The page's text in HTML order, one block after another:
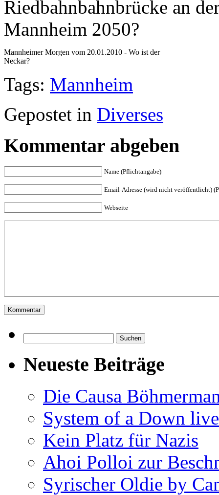
Riedbahnbahnbrücke an
Mannheim 2050?
Mannheimer Morgen vom 20.01.2010 - Wo ist der
Neckar?
Tags: Mannheim
Gepostet in Diverses
Kommentar abgeben
Name (Pflichtangabe)
Email-Adresse (wird nicht veröffentlicht)
Webseite
nach:
Neueste Beiträge
Die Causa
System of a Down
Kein Platz für Nazis
Ahoi Polloi zur
Syrischer Oldie by